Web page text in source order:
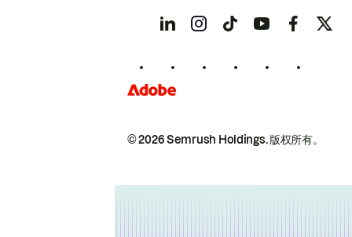
© 2026 Semrush Holdings.版权所有。